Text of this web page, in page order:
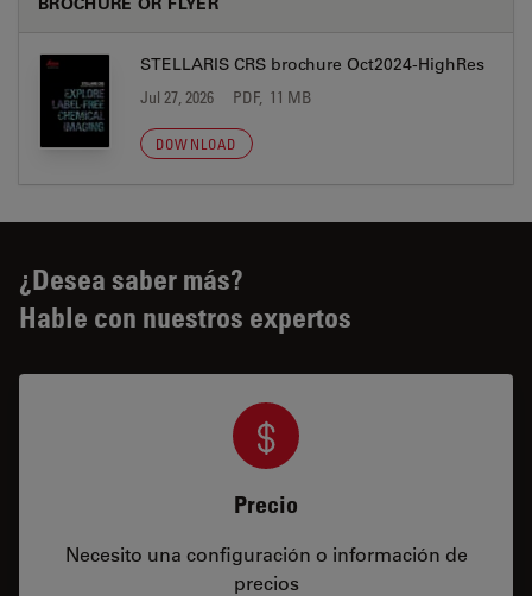
STELLARIS CRS brochure Oct2024-HighRes
Jul 27, 2026 PDF, 11 MB
DOWNLOAD
¿Desea saber más?
Hable con nuestros expertos
Precio
Necesito una configuración o información de
precios